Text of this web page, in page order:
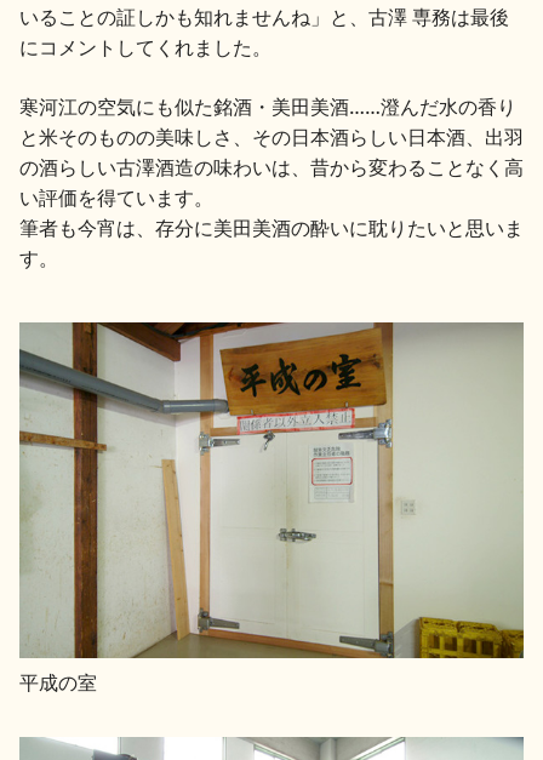
いることの証しかも知れませんね」と、古澤 専務は最後
にコメントしてくれました。
寒河江の空気にも似た銘酒・美田美酒……澄んだ水の香り
と米そのものの美味しさ、その日本酒らしい日本酒、出羽
の酒らしい古澤酒造の味わいは、昔から変わることなく高
い評価を得ています。
筆者も今宵は、存分に美田美酒の酔いに耽りたいと思いま
す。
平成の室